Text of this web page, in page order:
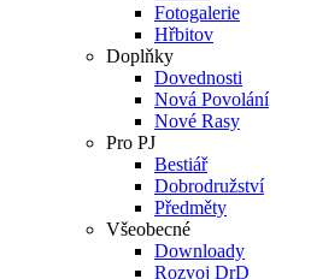
Fotogalerie
Hřbitov
Doplňky
Dovednosti
Nová Povolání
Nové Rasy
Pro PJ
Bestiář
Dobrodružství
Předměty
Všeobecné
Downloady
Rozvoj DrD